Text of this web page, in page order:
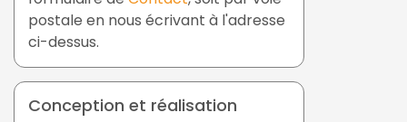
postale en nous écrivant à l'adresse
ci-dessus.
Conception et réalisation